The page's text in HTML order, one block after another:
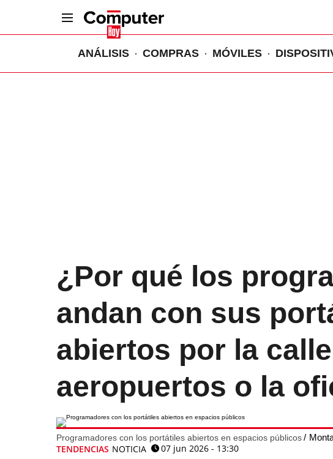
ANÁLISIS COMPRAS MÓVILES
¿Por qué los
andan con sus
abiertos por la
aeropuertos o la
Programadores con los portátiles abiertos en espacios públicos
TENDENCIAS NOTICIA
07 jun 2026 - 13:30